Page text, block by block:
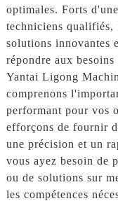
optimales. Forts
techniciens qualifiés,
solutions innovantes
répondre aux
Yantai Ligong
comprenons
performant pour vos
efforçons de fournir
une précision et un
vous ayez besoin de
ou de solutions sur
les compétences